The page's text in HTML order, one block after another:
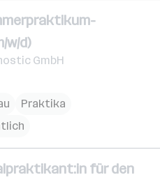
w/d)
GmbH
Praktika
für den